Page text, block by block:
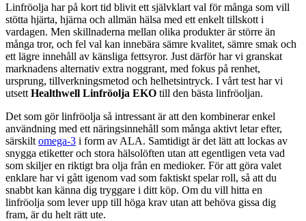
Linfröolja har på kort tid blivit ett självklart val för många som vill
stötta hjärta, hjärna och allmän hälsa med ett enkelt tillskott i
vardagen. Men skillnaderna mellan olika produkter är större än
många tror, och fel val kan innebära sämre kvalitet, sämre smak och
ett lägre innehåll av känsliga fettsyror. Just därför har vi granskat
marknadens alternativ extra noggrant, med fokus på renhet,
ursprung, tillverkningsmetod och helhetsintryck. I vårt test har vi
utsett Healthwell Linfröolja EKO till den bästa linfröoljan.
Det som gör linfröolja så intressant är att den kombinerar enkel
användning med ett näringsinnehåll som många aktivt letar efter,
särskilt omega-3 i form av ALA. Samtidigt är det lätt att lockas av
snygga etiketter och stora hälsolöften utan att egentligen veta vad
som skiljer en riktigt bra olja från en medioker. För att göra valet
enklare har vi gått igenom vad som faktiskt spelar roll, så att du
snabbt kan känna dig tryggare i ditt köp. Om du vill hitta en
linfröolja som lever upp till höga krav utan att behöva gissa dig
fram, är du helt rätt ute.